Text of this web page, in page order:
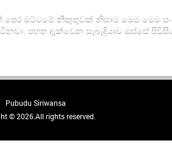
මට්ටමේ නිකුතුවක් නිසාම මෙම මෙම
පහත දැක්වෙන සැබැදියාව ඔස්සේ
© 2026.All rights reserved.
Pubudu Siriwansa